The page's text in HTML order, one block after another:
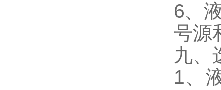
6、
号源
九、
1、